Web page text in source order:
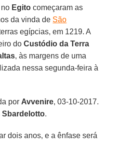
Egito começaram as
da vinda de São
egípcias, em 1219. A
doCustódio da Terra
, às margens de uma
nessa segunda-feira à
por Avvenire, 03-10-2017.
Sbardelotto.
dois anos, e a ênfase será